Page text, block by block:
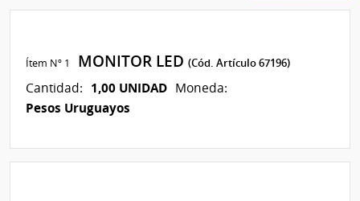
Ítem Nº 1 MONITOR LED(Cód. Artículo 67196)
Cantidad: 1,00 UNIDAD Moneda:
Pesos Uruguayos